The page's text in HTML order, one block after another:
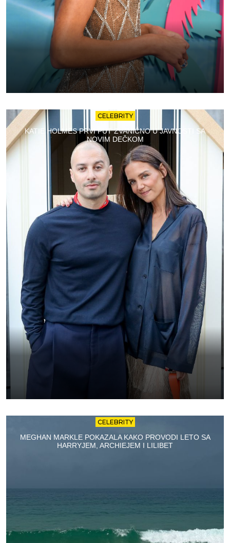
CELEBRITY
KATIE HOLMES PRVI PUT ZVANIČNO U JAVNOSTI SA
NOVIM DEČKOM
CELEBRITY
MEGHAN MARKLE POKAZALA KAKO PROVODI LETO SA
HARRYJEM, ARCHIEJEM I LILIBET